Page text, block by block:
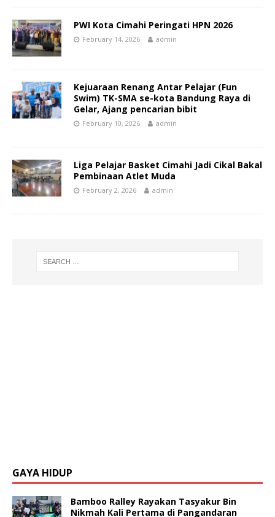
PWI Kota Cimahi Peringati HPN 2026
February 14, 2026 admin
Kejuaraan Renang Antar Pelajar (Fun
Swim) TK-SMA se-kota Bandung Raya di
Gelar, Ajang pencarian bibit
February 10, 2026 admin
Liga Pelajar Basket Cimahi Jadi Cikal Bakal
Pembinaan Atlet Muda
February 2, 2026 admin
GAYA HIDUP
Bamboo Ralley Rayakan Tasyakur Bin
Nikmah Kali Pertama di Pangandaran